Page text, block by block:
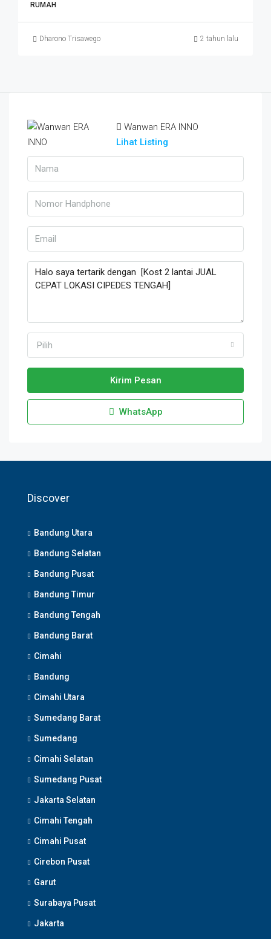
RUMAH
Dharono Trisawego 2 tahun lalu
Wanwan ERA INNO
Lihat Listing
Pilih
Kirim Pesan
WhatsApp
Discover
Bandung Utara
Bandung Selatan
Bandung Pusat
Bandung Timur
Bandung Tengah
Bandung Barat
Cimahi
Bandung
Cimahi Utara
Sumedang Barat
Sumedang
Cimahi Selatan
Sumedang Pusat
Jakarta Selatan
Cimahi Tengah
Cimahi Pusat
Cirebon Pusat
Garut
Surabaya Pusat
Jakarta